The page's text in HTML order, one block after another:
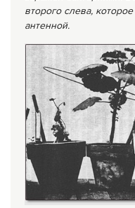
второго слева,
антенной.